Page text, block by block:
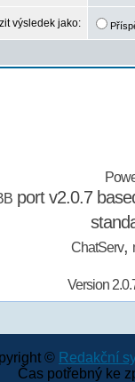
výsledek jako:
port v2.0.7
ChatServ,
Version
© Redakční
Čas potřebný ke